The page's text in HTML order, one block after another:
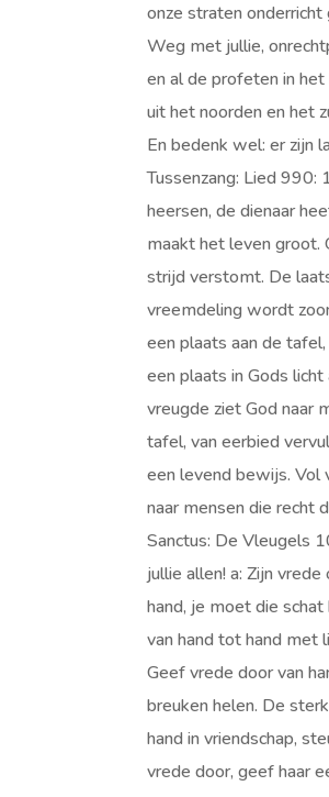
onze straten onderricht
Weg met jullie,
en al de profeten in
uit het noorden en het
En bedenk wel: er zijn
Tussenzang: Lied
heersen, de dienaar
maakt het leven
strijd verstomt. De
vreemdeling wordt
een plaats aan de
een plaats in Gods
vreugde ziet God naar
tafel, van eerbied
een levend bewijs. Vol
naar mensen die recht
Sanctus: De Vleugels
jullie allen! a: Zijn
hand, je moet die
van hand tot hand met
Geef vrede door van
breuken helen. De
hand in vriendschap,
vrede door, geef haar